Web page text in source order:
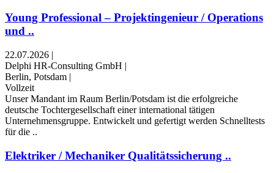
Young Professional – Projektingenieur / Operations
und ..
22.07.2026 |
Delphi HR-Consulting GmbH |
Berlin, Potsdam |
Vollzeit
Unser Mandant im Raum Berlin/Potsdam ist die erfolgreiche
deutsche Tochtergesellschaft einer international tätigen
Unternehmensgruppe. Entwickelt und gefertigt werden Schnelltests
für die ..
Elektriker / Mechaniker Qualitätssicherung ..